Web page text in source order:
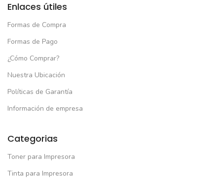
Enlaces útiles
Formas de Compra
Formas de Pago
¿Cómo Comprar?
Nuestra Ubicación
Políticas de Garantía
Información de empresa
Categorias
Toner para Impresora
Tinta para Impresora